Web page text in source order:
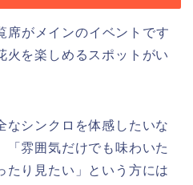
席がメインのイベントです
火を楽しめるスポットがい
なシンクロを体感したいな
「雰囲気だけでも味わいた
たり見たい」という方には